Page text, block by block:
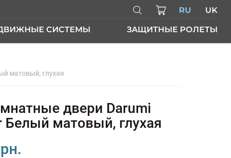
RU UK
СИСТЕМЫ ЗАЩИТНЫЕ РОЛЕТЫ
матовый, глухая
двери Darumi
Белый матовый, глухая